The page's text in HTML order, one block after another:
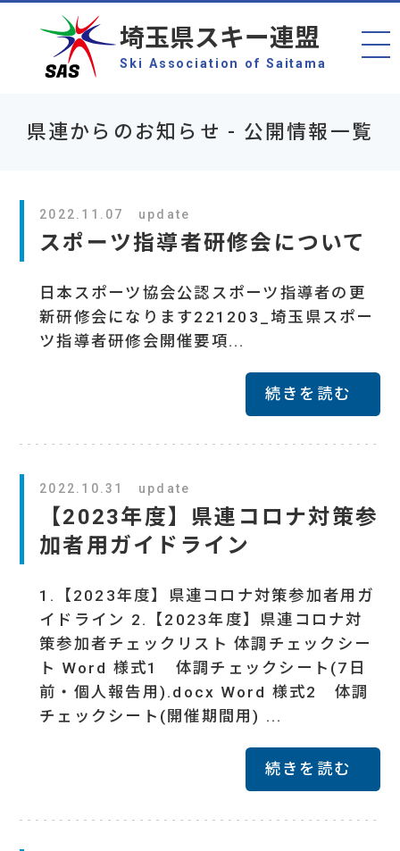
埼玉県スキー連盟
Ski Association of Saitama
県連からのお知らせ - 公開情報一覧
2022.11.07 update
スポーツ指導者研修会について
日本スポーツ協会公認スポーツ指導者の更
新研修会になります221203_埼玉県スポー
ツ指導者研修会開催要項...
続きを読む
2022.10.31 update
【2023年度】県連コロナ対策参
加者用ガイドライン
1.【2023年度】県連コロナ対策参加者用ガ
イドライン 2.【2023年度】県連コロナ対
策参加者チェックリスト 体調チェックシー
ト Word 様式1 体調チェックシート(7日
前・個人報告用).docx Word 様式2 体調
チェックシート(開催期間用) ...
続きを読む